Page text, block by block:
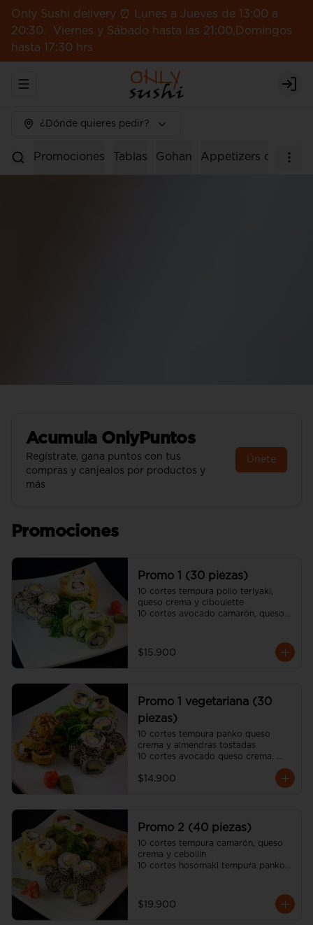
Only Sushi delivery ⏰ Lunes a Jueves de 13:00 a
20:30. Viernes y Sábado hasta las 21:00,Domingos
hasta 17:30 hrs
Abrir menu de navegación
¿Dónde quieres pedir?
Promociones Tablas Gohan Appetizers calientes
Acumula OnlyPuntos
Regístrate, gana puntos con tus
compras y canjealos por productos y
más
Únete
Promociones
Promo 1 (30 piezas)
10 cortes tempura pollo teriyaki,
queso crema y ciboulette
10 cortes avocado camarón, queso
kanikama, queso crema y palta
(incluye 2 salsa soya y una salsa
$15.900
Promo 1 vegetariana (30
piezas)
10 cortes tempura panko queso
crema y almendras tostadas
10 cortes avocado queso crema,
10 cortes california sésamo palmito,
$14.900
Promo 2 (40 piezas)
10 cortes tempura camarón, queso
crema y cebollín
10 cortes hosomaki tempura panko
crema y ciboulette
10 cortes california sésamo pollo
$19.900